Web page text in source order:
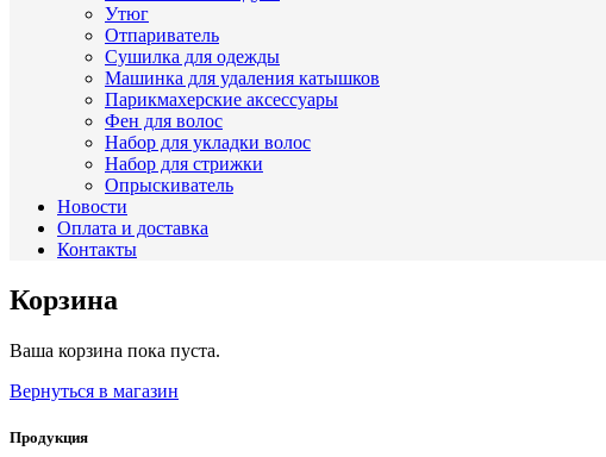
Утюг
Отпариватель
Сушилка для одежды
Машинка для удаления катышков
Парикмахерские аксессуары
Фен для волос
Набор для укладки волос
Набор для стрижки
Опрыскиватель
Новости
Оплата и доставка
Контакты
Корзина
Ваша корзина пока пуста.
Вернуться в магазин
Продукция